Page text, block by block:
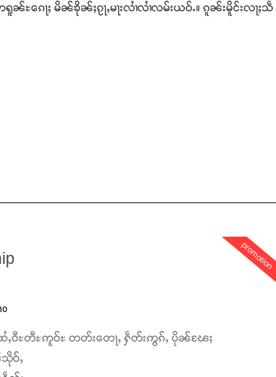
ၵေႃႈ မိၼ်ၶိုၼ်ႈၵႂႃႇမႃးလၢႆလၢႆလမ်းယဝ်ႉ။ ၵူၼ်းမိူင်းလႃႈသဵ
promotion
ထႆႇဝီႊတီႊဢူဝ်ႊ တတ်းတေႃႇ ႁဵတ်းဢွၵ်ႇ ပိုၼ်ၽႄႈ
သိုဝ်ႇ